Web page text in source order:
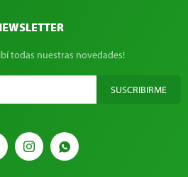
 
todas nuestras novedades!
SUSCRIBIRME